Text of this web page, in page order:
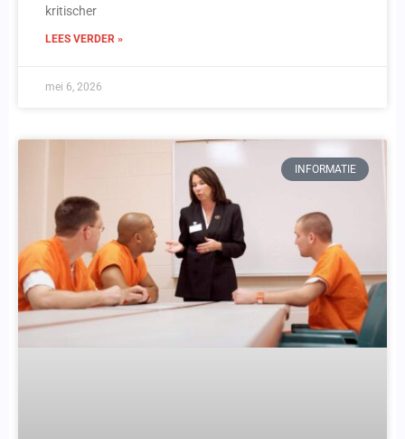
kritischer
LEES VERDER »
mei 6, 2026
INFORMATIE